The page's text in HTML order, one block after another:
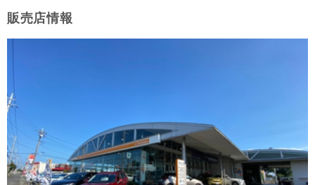
販売店情報